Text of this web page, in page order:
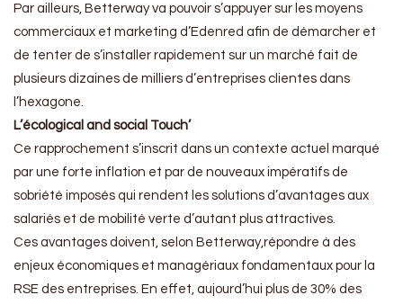
Par ailleurs, Betterway va pouvoir s’appuyer sur les moyens
commerciaux et marketing d’Edenred afin de démarcher et
de tenter de s’installer rapidement sur un marché fait de
plusieurs dizaines de milliers d’entreprises clientes dans
l’hexagone.
L’écological and social Touch’
Ce rapprochement s’inscrit dans un contexte actuel marqué
par une forte inflation et par de nouveaux impératifs de
sobriété imposés qui rendent les solutions d’avantages aux
salariés et de mobilité verte d’autant plus attractives.
Ces avantages doivent, selon Betterway,répondre à des
enjeux économiques et managériaux fondamentaux pour la
RSE des entreprises. En effet, aujourd’hui plus de 30% des